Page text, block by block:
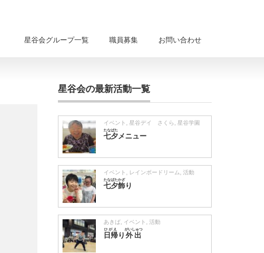
星谷会グループ一覧 職員募集 お問い合わせ
星谷会の最新活動一覧
イベント 星谷デイ さくら 星谷学園
七夕
たなばた
メニュー
イベント レインボードリーム 活動
七夕飾
たなばたかざ
り
あきば イベント 活動
日帰
ひがえ
り 外出
がいしゅつ